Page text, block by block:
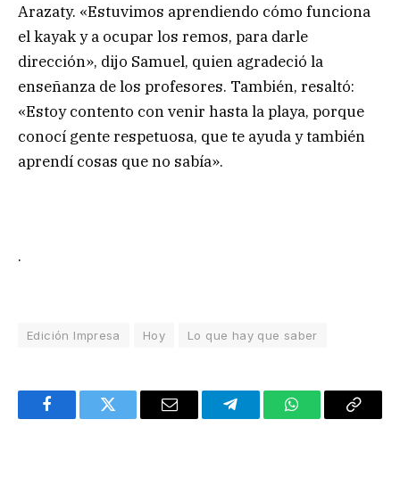
Arazaty. «Estuvimos aprendiendo cómo funciona
el kayak y a ocupar los remos, para darle
dirección», dijo Samuel, quien agradeció la
enseñanza de los profesores. También, resaltó:
«Estoy contento con venir hasta la playa, porque
conocí gente respetuosa, que te ayuda y también
aprendí cosas que no sabía».
.
Edición Impresa Hoy Lo que hay que saber
FacebookTwitter Email TelegramWhatsAppCopy